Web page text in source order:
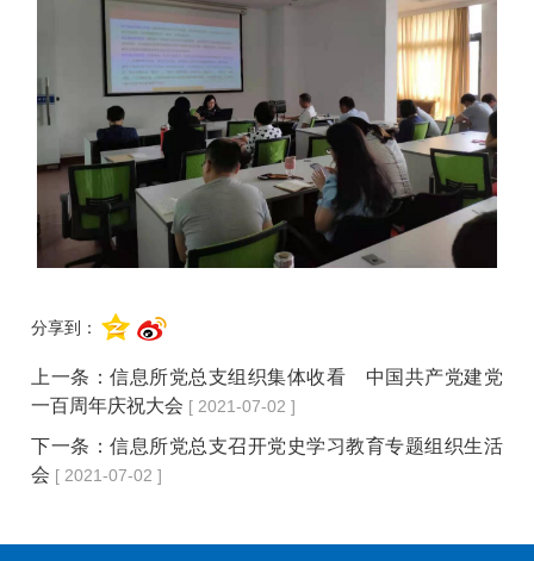
分享到：
上一条：信息所党总支组织集体收看 中国共产党建党
一百周年庆祝大会 [ 2021-07-02 ]
下一条：信息所党总支召开党史学习教育专题组织生活
会 [ 2021-07-02 ]